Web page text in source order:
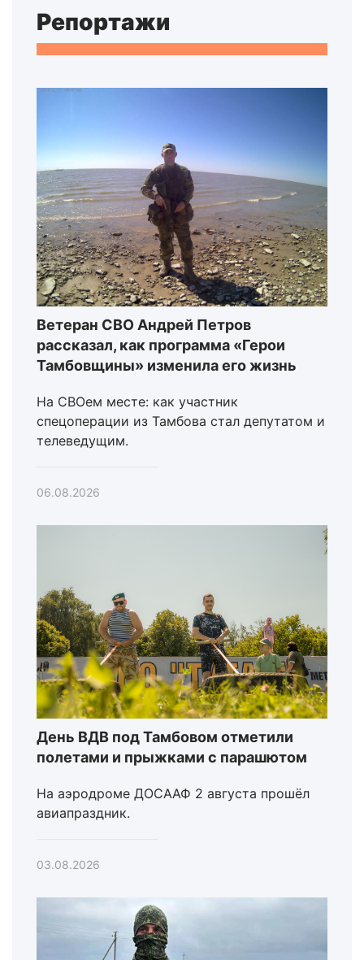
Репортажи
Ветеран СВО Андрей Петров
рассказал, как программа «Герои
Тамбовщины» изменила его жизнь
На СВОем месте: как участник
спецоперации из Тамбова стал депутатом и
телеведущим.
06.08.2026
День ВДВ под Тамбовом отметили
полетами и прыжками с парашютом
На аэродроме ДОСААФ 2 августа прошёл
авиапраздник.
03.08.2026